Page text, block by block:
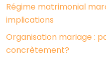
Régime matrimonial
implications
Organisation mariage :
concrètement?